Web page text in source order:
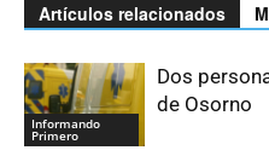
Artículos relacionados
Informando
Primero
Dos
de Osorno